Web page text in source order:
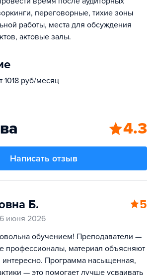
переговорные, тихие зоны
работы, места для обсуждения
актовые залы.
1018 руб/месяц
4.3
Написать отзыв
Б. 5
июня 2026
обучением! Преподаватели —
профессионалы, материал объясняют
интересно. Программа насыщенная,
— это помогает лучше усваивать